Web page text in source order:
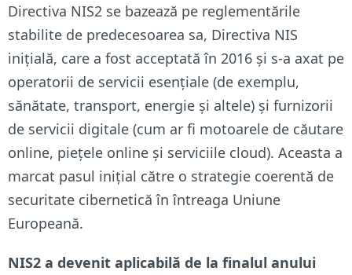
Directiva NIS2 se bazează pe reglementările
stabilite de predecesoarea sa, Directiva NIS
inițială, care a fost acceptată în 2016 și s-a axat pe
operatorii de servicii esențiale (de exemplu,
sănătate, transport, energie și altele) și furnizorii
de servicii digitale (cum ar fi motoarele de căutare
online, piețele online și serviciile cloud). Aceasta a
marcat pasul inițial către o strategie coerentă de
securitate cibernetică în întreaga Uniune
Europeană.
NIS2 a devenit aplicabilă de la finalul anului